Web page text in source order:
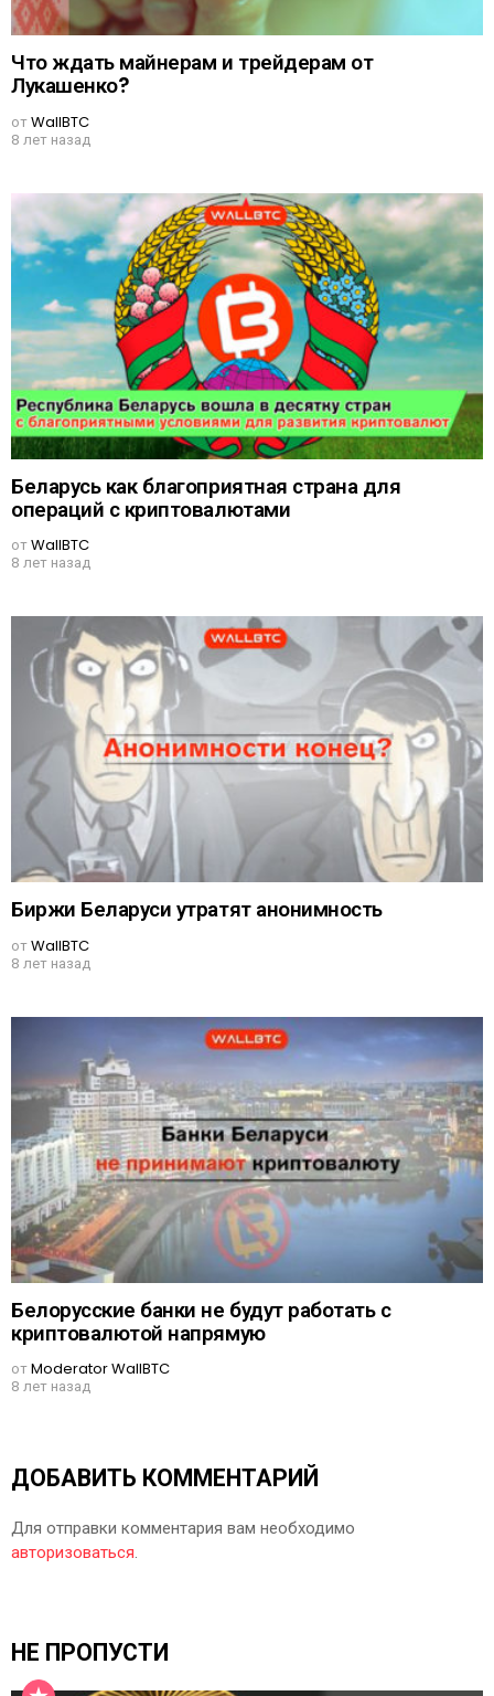
Что ждать майнерам и трейдерам от
Лукашенко?
отWallBTC
8 лет назад
Беларусь как благоприятная страна для
операций с криптовалютами
отWallBTC
8 лет назад
Биржи Беларуси утратят анонимность
отWallBTC
8 лет назад
Белорусские банки не будут работать с
криптовалютой напрямую
отModerator WallBTC
8 лет назад
ДОБАВИТЬ КОММЕНТАРИЙ
Для отправки комментария вам необходимо
авторизоваться.
НЕ ПРОПУСТИ